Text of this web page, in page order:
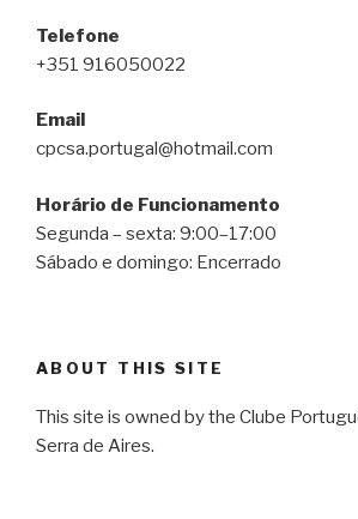
Telefone
+351 916050022
Email
cpcsa.portugal@hotmail.com
Horário de Funcionamento
Segunda – sexta: 9:00–17:00
Sábado e domingo: Encerrado
ABOUT THIS SITE
This site is owned by the Clube
Serra de Aires.